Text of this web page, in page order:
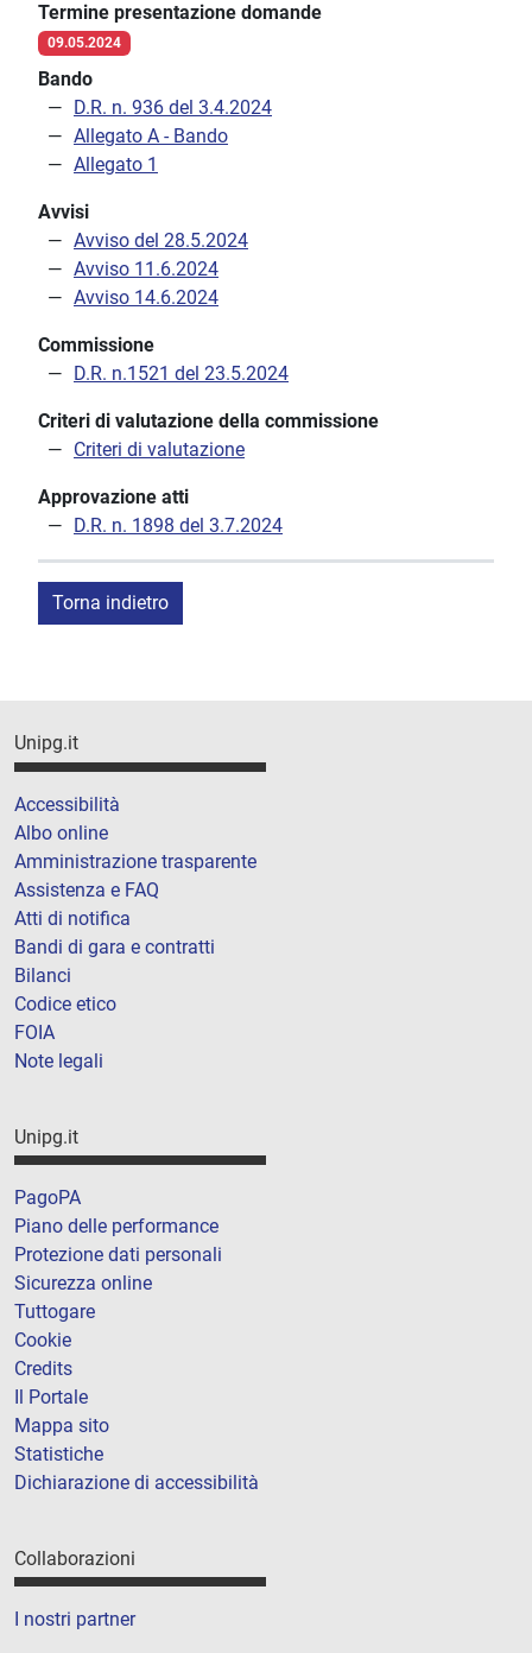
Termine presentazione domande
09.05.2024
Bando
D.R. n. 936 del 3.4.2024
Allegato A - Bando
Allegato 1
Avvisi
Avviso del 28.5.2024
Avviso 11.6.2024
Avviso 14.6.2024
Commissione
D.R. n.1521 del 23.5.2024
Criteri di valutazione della commissione
Criteri di valutazione
Approvazione atti
D.R. n. 1898 del 3.7.2024
Torna indietro
Unipg.it
Accessibilità
Albo online
Amministrazione trasparente
Assistenza e FAQ
Atti di notifica
Bandi di gara e contratti
Bilanci
Codice etico
FOIA
Note legali
Unipg.it
PagoPA
Piano delle performance
Protezione dati personali
Sicurezza online
Tuttogare
Cookie
Credits
Il Portale
Mappa sito
Statistiche
Dichiarazione di accessibilità
Collaborazioni
I nostri partner